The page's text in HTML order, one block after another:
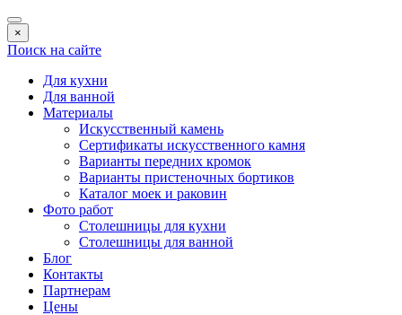
×
Поиск на сайте
Для кухни
Для ванной
Материалы
Искусственный камень
Сертификаты искусственного камня
Варианты передних кромок
Варианты пристеночных бортиков
Каталог моек и раковин
Фото работ
Столешницы для кухни
Столешницы для ванной
Блог
Контакты
Партнерам
Цены